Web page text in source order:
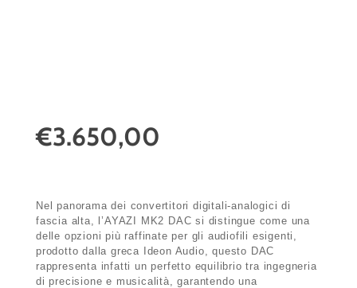
€3.650,00
Nel panorama dei convertitori digitali-analogici di
fascia alta, l’AYAZI MK2 DAC si distingue come una
delle opzioni più raffinate per gli audiofili esigenti,
prodotto dalla greca Ideon Audio, questo DAC
rappresenta infatti un perfetto equilibrio tra ingegneria
di precisione e musicalità, garantendo una